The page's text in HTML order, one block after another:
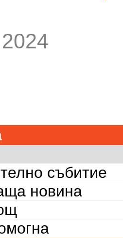
събитие
новина